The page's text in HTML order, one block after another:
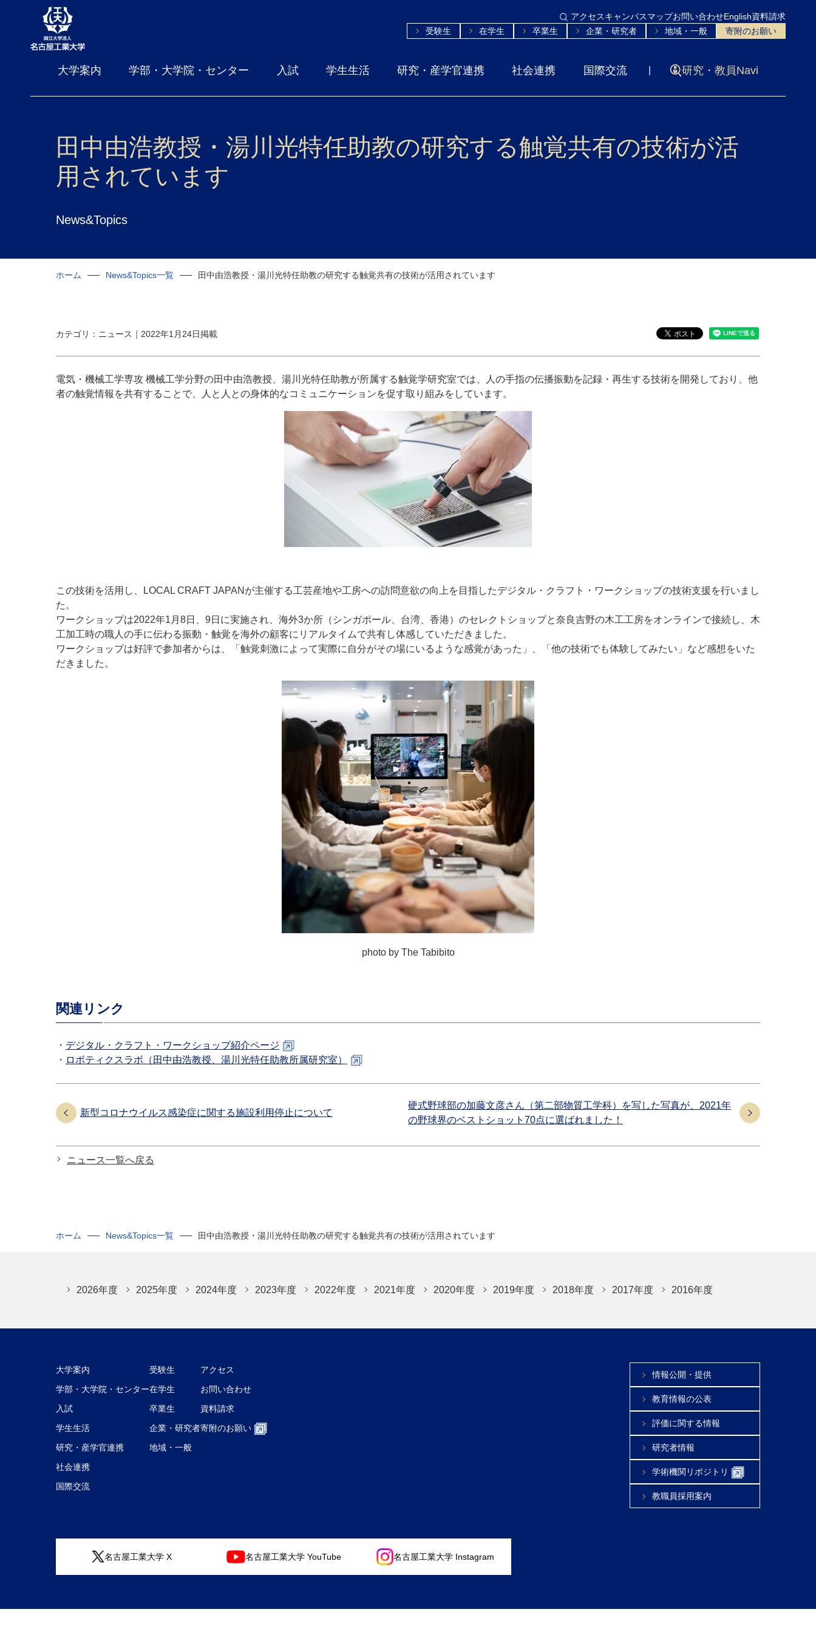
アクセスキャンパスマップお問い合わせEnglish資料請求
受験生
在学生 卒業生 企業・研究者 地域・一般 寄附のお願い
大学案内 学部・大学院・センター 入試 学生生活 研究・産学官連携 社会連携 国際交流 研究・教員Navi
田中由浩教授・湯川光特任助教の研究する触覚共有の技術が活
用されています
News&Topics
ホーム News&Topics一覧 田中由浩教授・湯川光特任助教の研究する触覚共有の技術が活用されています
カテゴリ：ニュース｜2022年1月24日掲載
電気・機械工学専攻 機械工学分野の田中由浩教授、湯川光特任助教が所属する触覚学研究室では、人の手指の伝播振動を記録・再生する技術を開発しており、他
者の触覚情報を共有することで、人と人との身体的なコミュニケーションを促す取り組みをしています。
この技術を活用し、LOCAL CRAFT JAPANが主催する工芸産地や工房への訪問意欲の向上を目指したデジタル・クラフト・ワークショップの技術支援を行いまし
た。
ワークショップは2022年1月8日、9日に実施され、海外3か所（シンガポール、台湾、香港）のセレクトショップと奈良吉野の木工工房をオンラインで接続し、木
工加工時の職人の手に伝わる振動・触覚を海外の顧客にリアルタイムで共有し体感していただきました。
ワークショップは好評で参加者からは、「触覚刺激によって実際に自分がその場にいるような感覚があった」、「他の技術でも体験してみたい」など感想をいた
だきました。
photo by The Tabibito
関連リンク
・ デジタル・クラフト・ワークショップ紹介ページ
・ ロボティクスラボ（田中由浩教授、湯川光特任助教所属研究室）
新型コロナウイルス感染症に関する施設利用停止について
硬式野球部の加藤文彦さん（第二部物質工学科）を写した写真が、2021年
の野球界のベストショット70点に選ばれました！
ニュース一覧へ戻る
ホーム News&Topics一覧 田中由浩教授・湯川光特任助教の研究する触覚共有の技術が活用されています
2026年度 2025年度 2024年度 2023年度 2022年度 2021年度 2020年度 2019年度 2018年度 2017年度 2016年度
大学案内
学部・大学院・センター
入試
学生生活
研究・産学官連携
社会連携
国際交流
受験生
在学生
卒業生
企業・研究者
地域・一般
アクセス
お問い合わせ
資料請求
寄附のお願い
情報公開・提供
教育情報の公表
評価に関する情報
研究者情報
学術機関リポジトリ
教職員採用案内
名古屋工業大学 X 名古屋工業大学 YouTube 名古屋工業大学 Instagram